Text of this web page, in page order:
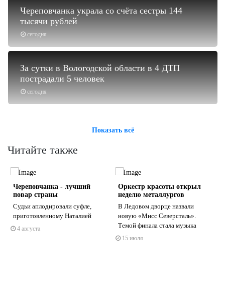
сегодня
Череповчанка украла со счёта сестры 144
тысячи рублей
сегодня
За сутки в Вологодской области в 4 ДТП
пострадали 5 человек
Показать всё
Читайте также
Череповчанка - лучший
повар страны
Судьи аплодировали суфле,
приготовленному Наталией
4 августа
Оркестр красоты открыл
неделю металлургов
В Ледовом дворце назвали
новую «Мисс Северсталь».
Темой финала стала музыка
15 июля